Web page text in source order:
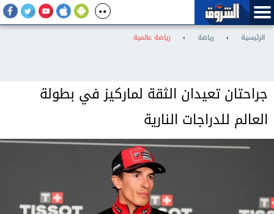
الرئيسية › رياضة › رياضة عالمية
جراحتان تعيدان الثقة لماركيز في بطولة
العالم للدراجات النارية